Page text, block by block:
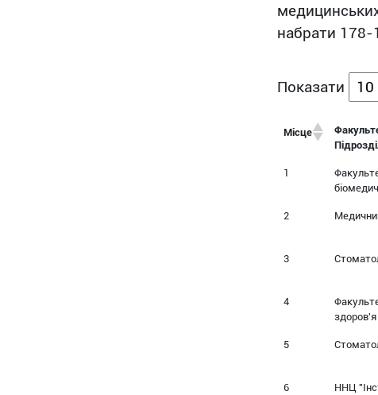
набрати 178-
Показати
Місце
1
2
3
4
здоров'я
5
6
ННЦ